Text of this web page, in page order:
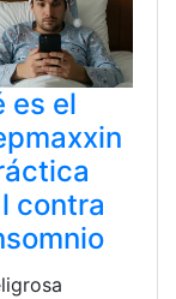
es el
contra